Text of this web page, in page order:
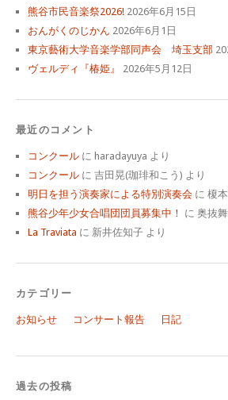
熊谷市民音楽祭2026! 2026年6月15日
おんがくのじかん 2026年6月1日
東京藝術大学音楽学部同声会 埼玉支部
ヴェルディ『椿姫』
2026年5月12日
最近のコメント
コンクール に haradayuya より
コンクール に 吉田晃(珈琲和こう) より
明日を担う演奏家による特別演奏会 に 榎
熊谷少年少女合唱団団員募集中！ に 奥抜
La Traviata に 新井佐知子 より
カテゴリー
お知らせ コンサート報告 日記
過去の投稿